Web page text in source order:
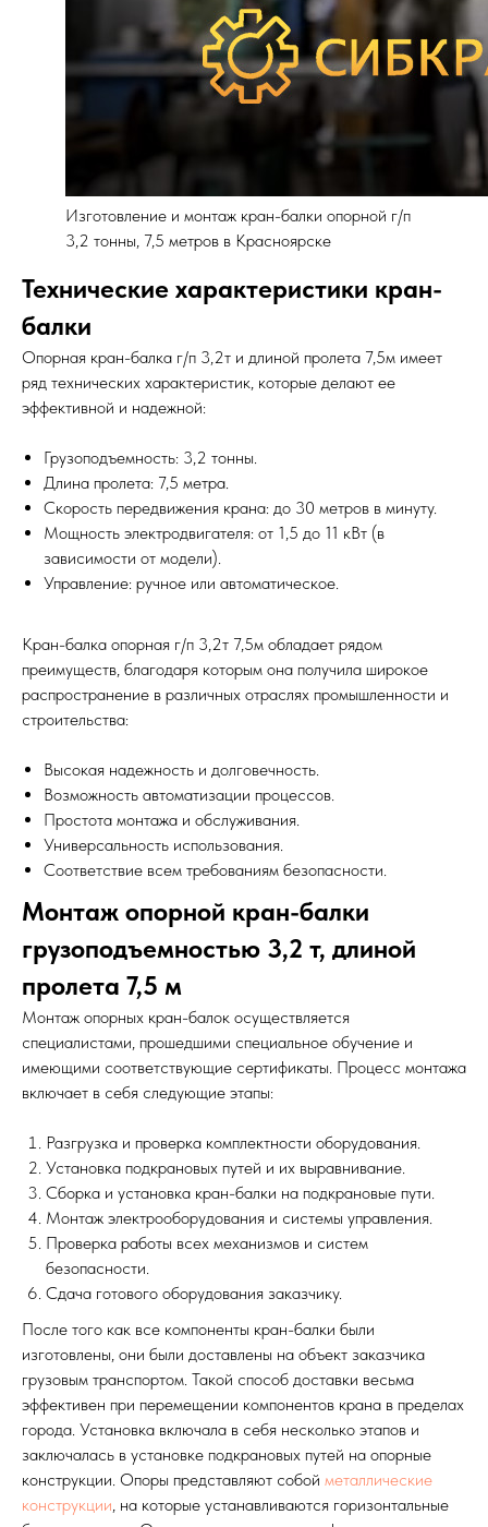
Изготовление и монтаж кран-балки опорной г/п
3,2 тонны, 7,5 метров в Красноярске
Технические характеристики кран-
балки
Опорная кран-балка г/п 3,2т и длиной пролета 7,5м имеет
ряд технических характеристик, которые делают ее
эффективной и надежной:
Грузоподъемность: 3,2 тонны.
Длина пролета: 7,5 метра.
Скорость передвижения крана: до 30 метров в минуту.
Мощность электродвигателя: от 1,5 до 11 кВт (в
зависимости от модели).
Управление: ручное или автоматическое.
Кран-балка опорная г/п 3,2т 7,5м обладает рядом
преимуществ, благодаря которым она получила широкое
распространение в различных отраслях промышленности и
строительства:
Высокая надежность и долговечность.
Возможность автоматизации процессов.
Простота монтажа и обслуживания.
Универсальность использования.
Соответствие всем требованиям безопасности.
Монтаж опорной кран-балки
грузоподъемностью 3,2 т, длиной
пролета 7,5 м
Монтаж опорных кран-балок осуществляется
специалистами, прошедшими специальное обучение и
имеющими соответствующие сертификаты. Процесс монтажа
включает в себя следующие этапы:
Разгрузка и проверка комплектности оборудования.
Установка подкрановых путей и их выравнивание.
Сборка и установка кран-балки на подкрановые пути.
Монтаж электрооборудования и системы управления.
Проверка работы всех механизмов и систем
безопасности.
Сдача готового оборудования заказчику.
После того как все компоненты кран-балки были
изготовлены, они были доставлены на объект заказчика
грузовым транспортом. Такой способ доставки весьма
эффективен при перемещении компонентов крана в пределах
города. Установка включала в себя несколько этапов и
заключалась в установке подкрановых путей на опорные
конструкции. Опоры представляют собой металлические
конструкции, на которые устанавливаются горизонтальные